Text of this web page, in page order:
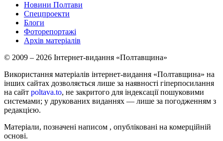
Новини Полтави
Спецпроекти
Блоги
Фоторепортажі
Архів матеріалів
© 2009 – 2026 Інтернет-видання «Полтавщина»
Використання матеріалів інтернет-видання «Полтавщина» на
інших сайтах дозволяється лише за наявності гіперпосилання
на сайт poltava.to, не закритого для індексації пошуковими
системами; у друкованих виданнях — лише за погодженням з
редакцією.
Матеріали, позначені написом , опубліковані на комерційній
основі.